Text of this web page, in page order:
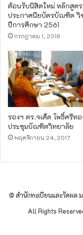
ต้อนรับนิสิตใหม่ หลักสูตร
ประกาศนียบัตรบัณฑิต วิ
ปีการศึกษา 2561
กรกฎาคม 1, 2018
รองฯ ดร.จเด็ด โพธิ์ศรีทอ
ประชุมบัณฑิตวิทยาลัย
พฤศจิกายน 24, 2017
© สำนักทะเบียนและวัดผ
All Rights